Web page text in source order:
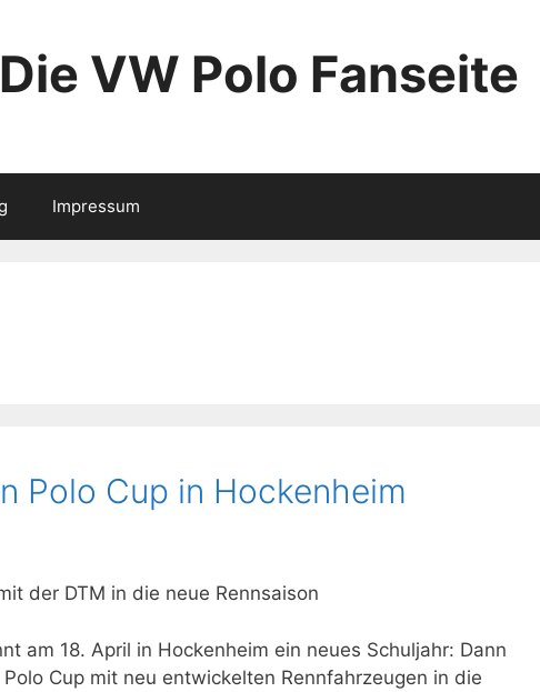
VW Polo Fanseite
Impressum
Polo Cup in Hockenheim
der DTM in die neue Rennsaison
am 18. April in Hockenheim ein neues Schuljahr: Dann
Cup mit neu entwickelten Rennfahrzeugen in die